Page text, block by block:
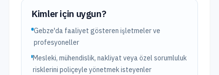
Kimler için uygun?
Gebze'da faaliyet gösteren işletmeler ve
profesyoneller
Mesleki, mühendislik, nakliyat veya özel sorumluluk
risklerini poliçeyle yönetmek isteyenler